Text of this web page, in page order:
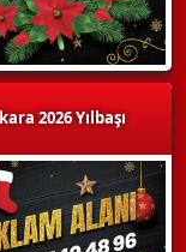
2026 Yılbaşı